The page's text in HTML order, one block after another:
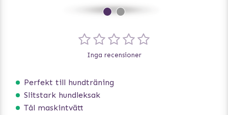
Perfekt till hundträning
Slitstark hundleksak
Tål maskintvätt
Inga recensioner